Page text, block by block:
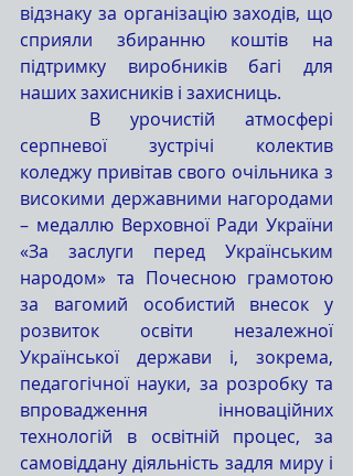
відзнаку за організацію заходів, що
сприяли збиранню коштів на
підтримку виробників багі для
наших захисників і захисниць.
серпневої зустрічі колектив
коледжу привітав свого очільника з
високими державними нагородами
– медаллю Верховної Ради України
«За заслуги перед Українським
народом» та Почесною грамотою
за вагомий особистий внесок у
розвиток освіти незалежної
Української держави і, зокрема,
педагогічної науки, за розробку та
впровадження інноваційних
технологій в освітній процес, за
самовіддану діяльність задля миру і